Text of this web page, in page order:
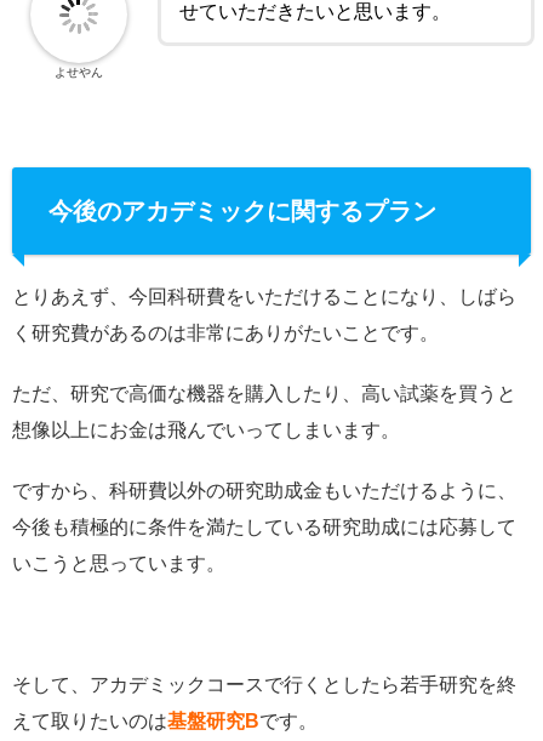
せていただきたいと思います。
よせやん
今後のアカデミックに関するプラン
とりあえず、今回科研費をいただけることになり、しばら
く研究費があるのは非常にありがたいことです。
ただ、研究で高価な機器を購入したり、高い試薬を買うと
想像以上にお金は飛んでいってしまいます。
ですから、科研費以外の研究助成金もいただけるように、
今後も積極的に条件を満たしている研究助成には応募して
いこうと思っています。
そして、アカデミックコースで行くとしたら若手研究を終
えて取りたいのは基盤研究Bです。